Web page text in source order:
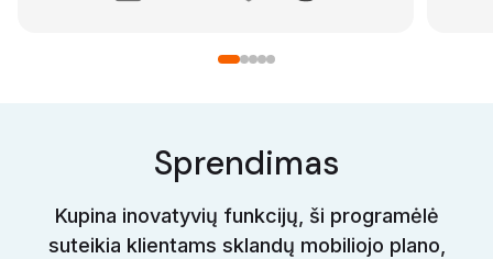
Sprendimas
Kupina inovatyvių funkcijų, ši programėlė
suteikia klientams sklandų mobiliojo plano,